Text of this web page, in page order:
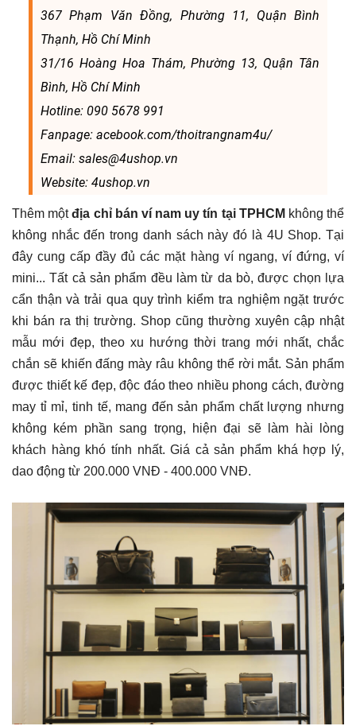
367 Phạm Văn Đồng, Phường 11, Quận Bình
Thạnh, Hồ Chí Minh
31/16 Hoàng Hoa Thám, Phường 13, Quận Tân
Bình, Hồ Chí Minh
Hotline: 090 5678 991
Fanpage: acebook.com/thoitrangnam4u/
Email: sales@4ushop.vn
Website: 4ushop.vn
Thêm mộtđịa chỉ bán ví nam uy tín tại TPHCM không thể
không nhắc đến trong danh sách này đó là 4U Shop. Tại
đây cung cấp đầy đủ các mặt hàng ví ngang, ví đứng, ví
mini... Tất cả sản phẩm đều làm từ da bò, được chọn lựa
cẩn thận và trải qua quy trình kiểm tra nghiệm ngặt trước
khi bán ra thị trường. Shop cũng thường xuyên cập nhật
mẫu mới đẹp, theo xu hướng thời trang mới nhất, chắc
chắn sẽ khiến đấng mày râu không thể rời mắt. Sản phẩm
được thiết kế đẹp, độc đáo theo nhiều phong cách, đường
may tỉ mỉ, tinh tế, mang đến sản phẩm chất lượng nhưng
không kém phần sang trọng, hiện đại sẽ làm hài lòng
khách hàng khó tính nhất. Giá cả sản phẩm khá hợp lý,
dao động từ 200.000 VNĐ - 400.000 VNĐ.